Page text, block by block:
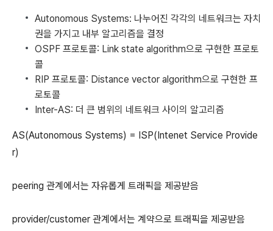
Autonomous Systems: 나누어진 각각의 네트워크는 자치
권을 가지고 내부 알고리즘을 결정
OSPF 프로토콜: Link state algorithm으로 구현한 프로토
콜
RIP 프로토콜: Distance vector algorithm으로 구현한 프
로토콜
Inter-AS: 더 큰 범위의 네트워크 사이의 알고리즘
AS(Autonomous Systems) = ISP(Intenet Service Provide
r)
peering 관계에서는 자유롭게 트래픽을 제공받음
provider/customer 관계에서는 계약으로 트래픽을 제공받음